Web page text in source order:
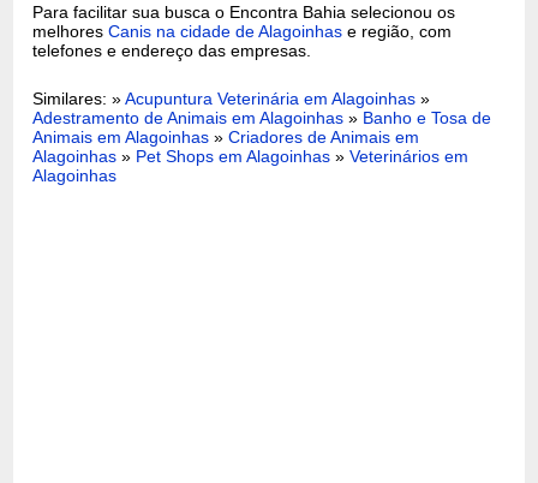
Para facilitar sua busca o Encontra Bahia selecionou os
melhores Canis na cidade de Alagoinhas e região, com
telefones e endereço das empresas.
Similares: »Acupuntura Veterinária em Alagoinhas »
Adestramento de Animais em Alagoinhas » Banho e Tosa de
Animais em Alagoinhas »Criadores de Animais em
Alagoinhas » Pet Shops em Alagoinhas »Veterinários em
Alagoinhas